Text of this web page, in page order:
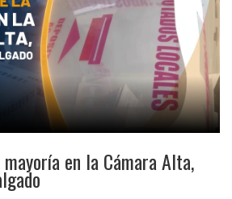
en la Cámara Alta,